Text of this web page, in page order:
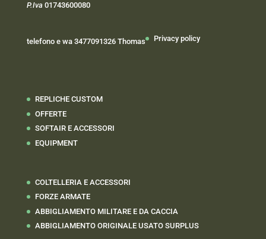
P.Iva 01743600080
telefono e wa 3477091326 Thomas Privacy policy
REPLICHE CUSTOM
OFFERTE
SOFTAIR E ACCESSORI
EQUIPMENT
COLTELLERIA E ACCESSORI
FORZE ARMATE
ABBIGLIAMENTO MILITARE E DA CACCIA
ABBIGLIAMENTO ORIGINALE USATO SURPLUS